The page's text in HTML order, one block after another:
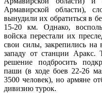
Армавирской области),
вынудили их обратиться в
15-20 км. Однако,
войска перестали их
свои силы, закрепились
западу от станции Аракс.
решение подбросить
паши (в ходе боев 22-26
3500 человек), но армяне
дивизию турок.